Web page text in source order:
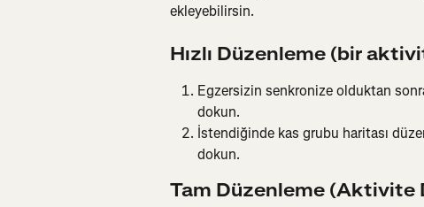
ekleyebilirsin.
Hızlı Düzenleme (bir
Egzersizin senkronize olduktan
dokun.
İstendiğinde kas grubu haritası
dokun.
Tam Düzenleme (Aktivite